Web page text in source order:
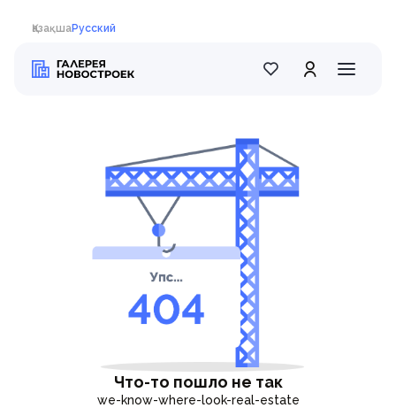
ҚазақшаРусский
Что-то пошло не так
we-know-where-look-real-estate